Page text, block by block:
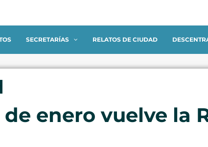
SECRETARÍAS RELATOS DE CIUDAD
enero vuelve la